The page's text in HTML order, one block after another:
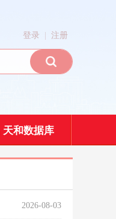
登录 | 注册
天和数据库
2026-08-03